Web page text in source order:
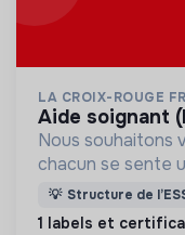
LA CROIX-ROUGE
aide soignant
Nous souhaitons
chacun se sente
nous proposons
d’engagement
💡 Structure de
1 labels et